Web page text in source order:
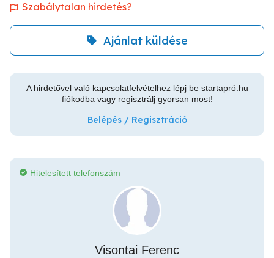
Szabálytalan hirdetés?
Ajánlat küldése
A hirdetővel való kapcsolatfelvételhez lépj be startapró.hu
fiókodba vagy regisztrálj gyorsan most!
Belépés / Regisztráció
Hitelesített telefonszám
Visontai Ferenc